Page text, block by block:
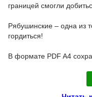
границей смогли
Рябушинские – одна из
гордиться!
В формате PDF A4